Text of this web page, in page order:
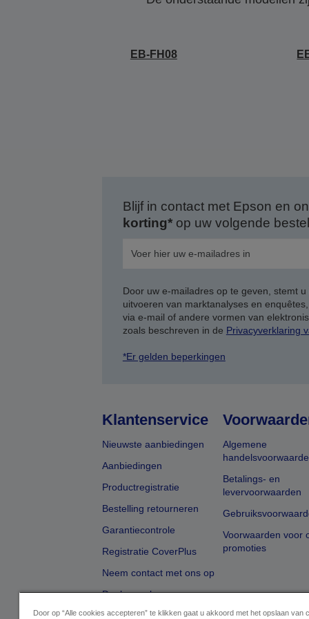
EB-FH08
Blijf in contact met Epson en
korting*op uw volgende
Door uw e-mailadres op te geven, stemt
uitvoeren van marktanalyses en
via e-mail of andere vormen van
zoals beschreven in de Privacyverklaring
*Er gelden beperkingen
Klantenservice
Nieuwste aanbiedingen
Aanbiedingen
Productregistratie
Bestelling retourneren
Garantiecontrole
Registratie CoverPlus
Neem contact met ons op
Dealer zoeken
Algemene
Betalings- en
levervoorwaarden
Voorwaarden voor
promoties
Door op “Alle cookies accepteren” te klikken gaat u akkoord met het opslaan van